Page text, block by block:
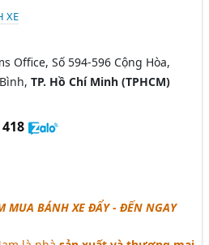
XE
Office, Số 594-596 Cộng Hòa,
TP. Hồ Chí Minh (TPHCM)
MUA BÁNH XE ĐẨY - ĐẾN NGAY